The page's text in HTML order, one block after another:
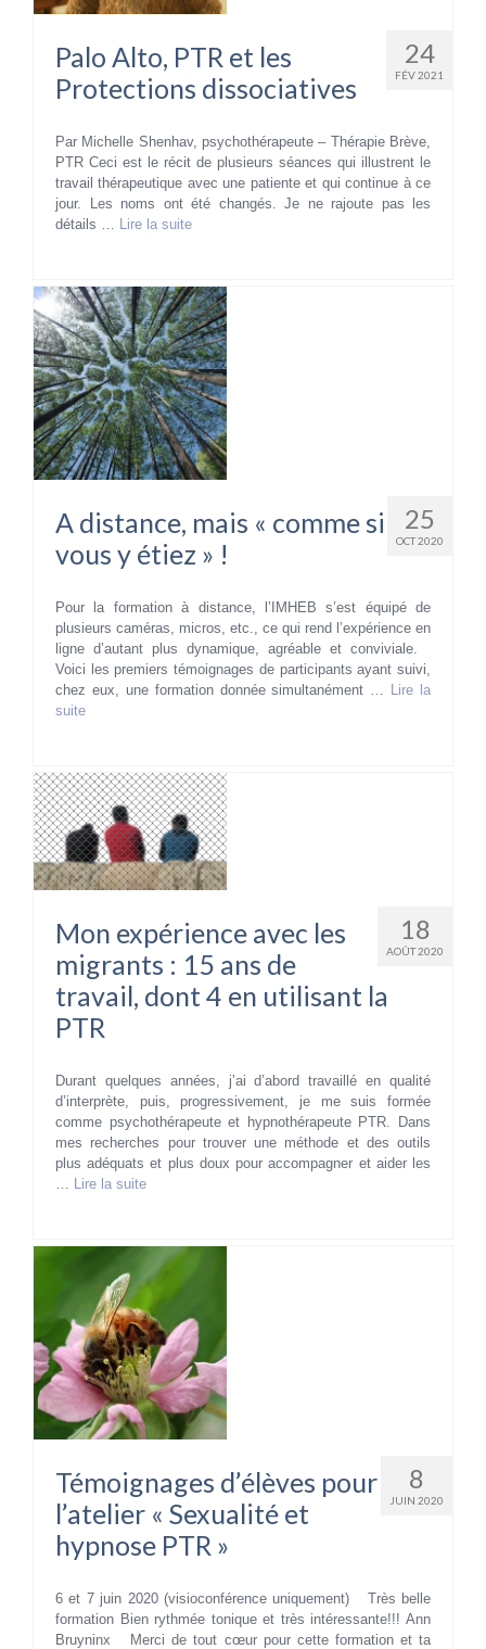
24
FÉV 2021
Palo Alto, PTR et les
Protections dissociatives
Par Michelle Shenhav, psychothérapeute – Thérapie Brève,
PTR Ceci est le récit de plusieurs séances qui illustrent le
travail thérapeutique avec une patiente et qui continue à ce
jour. Les noms ont été changés. Je ne rajoute pas les
détails … Lire la suite­­
25
OCT 2020
A distance, mais « comme si
vous y étiez » !
Pour la formation à distance, l’IMHEB s’est équipé de
plusieurs caméras, micros, etc., ce qui rend l’expérience en
ligne d’autant plus dynamique, agréable et conviviale.
Voici les premiers témoignages de participants ayant suivi,
chez eux, une formation donnée simultanément … Lire la
suite­­
18
AOÛT 2020
Mon expérience avec les
migrants : 15 ans de
travail, dont 4 en utilisant la
PTR
Durant quelques années, j’ai d’abord travaillé en qualité
d’interprète, puis, progressivement, je me suis formée
comme psychothérapeute et hypnothérapeute PTR. Dans
mes recherches pour trouver une méthode et des outils
plus adéquats et plus doux pour accompagner et aider les
Lire la suite­­
8
JUIN 2020
Témoignages d’élèves pour
l’atelier « Sexualité et
hypnose PTR »
6 et 7 juin 2020 (visioconférence uniquement) Très belle
formation Bien rythmée tonique et très intéressante!!! Ann
Bruyninx Merci de tout cœur pour cette formation et ta